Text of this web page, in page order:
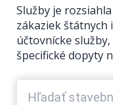
Služby je
zákaziek štátnych
účtovnícke
špecifické dopyty